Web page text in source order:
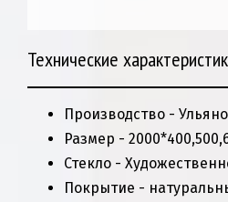
Технические
Производство -
Размер -
Стекло -
Покрытие -